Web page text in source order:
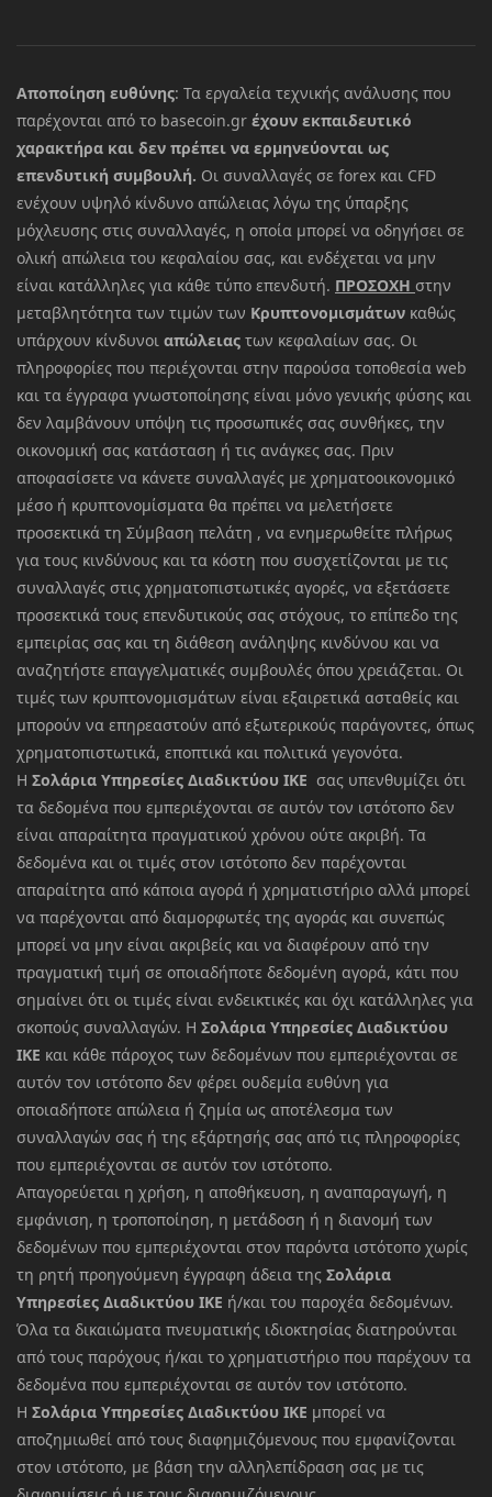
Αποποίηση ευθύνης: Τα εργαλεία τεχνικής ανάλυσης που
παρέχονται από το basecoin.gr έχουν εκπαιδευτικό
χαρακτήρα και δεν πρέπει να ερμηνεύονται ως
επενδυτική συμβουλή. Οι συναλλαγές σε forex και CFD
ενέχουν υψηλό κίνδυνο απώλειας λόγω της ύπαρξης
μόχλευσης στις συναλλαγές, η οποία μπορεί να οδηγήσει σε
ολική απώλεια του κεφαλαίου σας, και ενδέχεται να μην
είναι κατάλληλες για κάθε τύπο επενδυτή. ΠΡΟΣΟΧΗ στην
μεταβλητότητα των τιμών των Κρυπτονομισμάτων καθώς
υπάρχουν κίνδυνοι απώλειας των κεφαλαίων σας. Οι
πληροφορίες που περιέχονται στην παρούσα τοποθεσία web
και τα έγγραφα γνωστοποίησης είναι μόνο γενικής φύσης και
δεν λαμβάνουν υπόψη τις προσωπικές σας συνθήκες, την
οικονομική σας κατάσταση ή τις ανάγκες σας. Πριν
αποφασίσετε να κάνετε συναλλαγές με χρηματοοικονομικό
μέσο ή κρυπτονομίσματα θα πρέπει να μελετήσετε
προσεκτικά τη Σύμβαση πελάτη , να ενημερωθείτε πλήρως
για τους κινδύνους και τα κόστη που συσχετίζονται με τις
συναλλαγές στις χρηματοπιστωτικές αγορές, να εξετάσετε
προσεκτικά τους επενδυτικούς σας στόχους, το επίπεδο της
εμπειρίας σας και τη διάθεση ανάληψης κινδύνου και να
αναζητήστε επαγγελματικές συμβουλές όπου χρειάζεται. Οι
τιμές των κρυπτονομισμάτων είναι εξαιρετικά ασταθείς και
μπορούν να επηρεαστούν από εξωτερικούς παράγοντες, όπως
χρηματοπιστωτικά, εποπτικά και πολιτικά γεγονότα.
Η Σολάρια Υπηρεσίες Διαδικτύου ΙΚΕ σας υπενθυμίζει ότι
τα δεδομένα που εμπεριέχονται σε αυτόν τον ιστότοπο δεν
είναι απαραίτητα πραγματικού χρόνου ούτε ακριβή. Τα
δεδομένα και οι τιμές στον ιστότοπο δεν παρέχονται
απαραίτητα από κάποια αγορά ή χρηματιστήριο αλλά μπορεί
να παρέχονται από διαμορφωτές της αγοράς και συνεπώς
μπορεί να μην είναι ακριβείς και να διαφέρουν από την
πραγματική τιμή σε οποιαδήποτε δεδομένη αγορά, κάτι που
σημαίνει ότι οι τιμές είναι ενδεικτικές και όχι κατάλληλες για
σκοπούς συναλλαγών. Η Σολάρια Υπηρεσίες Διαδικτύου
ΙΚΕ και κάθε πάροχος των δεδομένων που εμπεριέχονται σε
αυτόν τον ιστότοπο δεν φέρει ουδεμία ευθύνη για
οποιαδήποτε απώλεια ή ζημία ως αποτέλεσμα των
συναλλαγών σας ή της εξάρτησής σας από τις πληροφορίες
που εμπεριέχονται σε αυτόν τον ιστότοπο.
Απαγορεύεται η χρήση, η αποθήκευση, η αναπαραγωγή, η
εμφάνιση, η τροποποίηση, η μετάδοση ή η διανομή των
δεδομένων που εμπεριέχονται στον παρόντα ιστότοπο χωρίς
τη ρητή προηγούμενη έγγραφη άδεια της Σολάρια
Υπηρεσίες Διαδικτύου ΙΚΕ ή/και του παροχέα δεδομένων.
Όλα τα δικαιώματα πνευματικής ιδιοκτησίας διατηρούνται
από τους παρόχους ή/και το χρηματιστήριο που παρέχουν τα
δεδομένα που εμπεριέχονται σε αυτόν τον ιστότοπο.
Η Σολάρια Υπηρεσίες Διαδικτύου ΙΚΕ μπορεί να
αποζημιωθεί από τους διαφημιζόμενους που εμφανίζονται
στον ιστότοπο, με βάση την αλληλεπίδραση σας με τις